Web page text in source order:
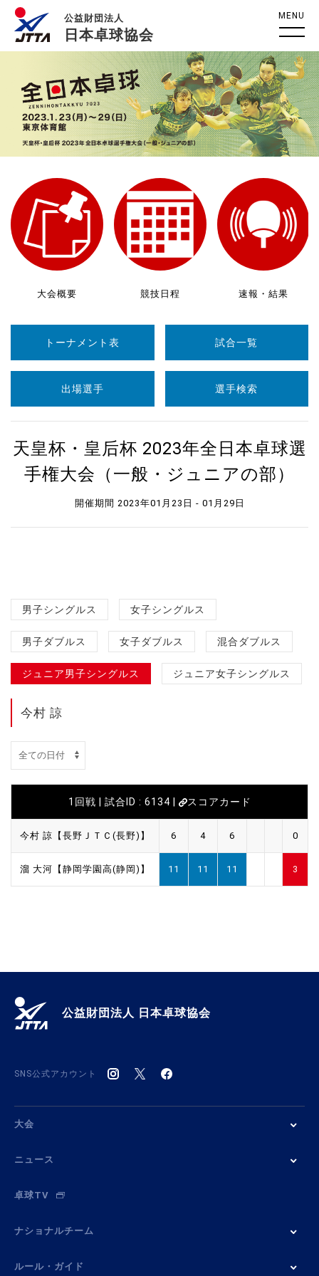
公益財団法人
日本卓球協会
MENU
大会概要 競技日程 速報・結果
トーナメント表 試合一覧
出場選手 選手検索
天皇杯・皇后杯 2023年全日本卓球選
手権大会（一般・ジュニアの部）
開催期間 2023年01月23日 - 01月29日
男子シングルス 女子シングルス
男子ダブルス 女子ダブルス 混合ダブルス
ジュニア男子シングルス ジュニア女子シングルス
今村 諒
1回戦 | 試合ID : 6134 | スコアカード
今村 諒【長野ＪＴＣ(長野)】 6 4 6 0
溜 大河【静岡学園高(静岡)】 11 11 11 3
公益財団法人 日本卓球協会
SNS公式アカウント
大会
ニュース
卓球TV
ナショナルチーム
ルール・ガイド